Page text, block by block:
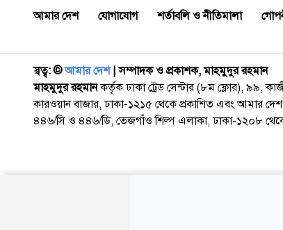
আমার দেশ যোগাযোগ শর্তাবলি ও নীতিমালা
স্বত্ব: ©️আমার দেশ| সম্পাদক ও প্রকাশক, মাহমুদুর রহমান
মাহমুদুর রহমানকর্তৃক ঢাকা ট্রেড সেন্টার (৮ম ফ্লোর), ৯৯,
কারওয়ান বাজার, ঢাকা-১২১৫ থেকে প্রকাশিত এবং আমার দেশ
৪৪৬/সি ও ৪৪৬/ডি, তেজগাঁও শিল্প এলাকা, ঢাকা-১২০৮